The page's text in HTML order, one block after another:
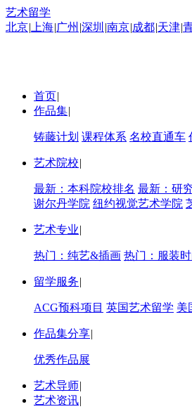
艺术留学
北京| 上海|广州 |深圳 |南京|成都|天津|
首页|
作品集|
铸藤计划 课程体系 名校直通车
艺术院校|
最新：本科院校排名 最新：研
谢尔丹学院 纽约视觉艺术学院
艺术专业|
热门：纯艺&插画 热门：服装
留学服务|
ACG预科项目 英国艺术留学 美
作品集分享|
优秀作品展
艺术导师|
艺术资讯|